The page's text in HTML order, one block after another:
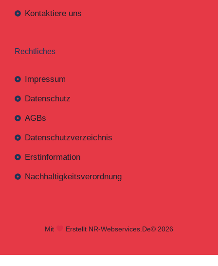
Kontaktiere uns
Rechtliches
Impressum
Datenschutz
AGBs
Datenschutzverzeichnis
Erstinformation
Nachhaltigkeitsverordnung
Mit Erstellt NR-Webservices.de© 2026